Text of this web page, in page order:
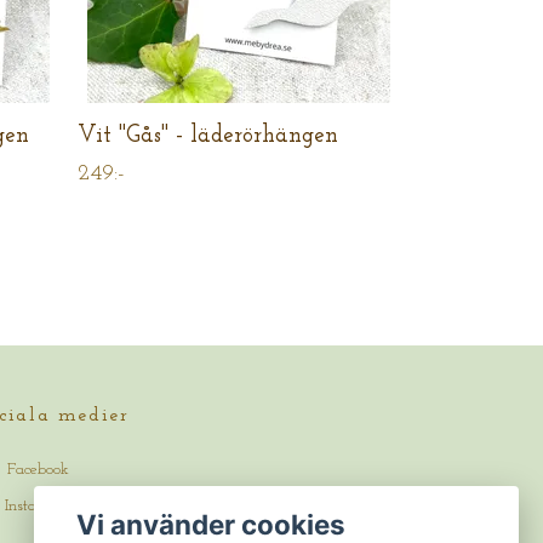
Vit "Gås" - läderörhängen
249:-
medier
Facebook
Instagram
Vi använder cookies